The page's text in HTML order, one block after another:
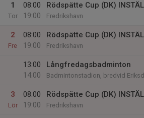
1
Tor
08:00
19:00
Rödspätte Cup (DK)
Fredrikshavn
2
Fre
08:00
19:00
Rödspätte Cup (DK)
Fredrikshavn
13:00
14:00
Långfredagsbadminton
Badmintonstadion, bredvid
3
Lör
08:00
19:00
Rödspätte Cup (DK)
Fredrikshavn